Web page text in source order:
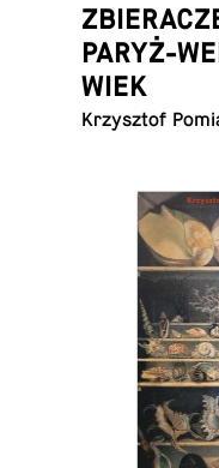
PARYŻ-
WIEK
Krzysz­tof